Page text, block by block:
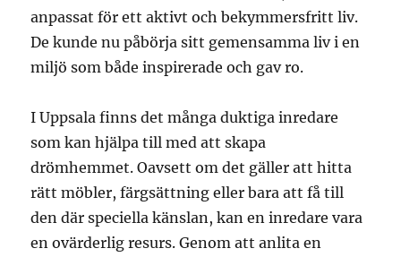
anpassat för ett aktivt och bekymmersfritt liv.
De kunde nu påbörja sitt gemensamma liv i en
miljö som både inspirerade och gav ro.
I Uppsala finns det många duktiga inredare
som kan hjälpa till med att skapa
drömhemmet. Oavsett om det gäller att hitta
rätt möbler, färgsättning eller bara att få till
den där speciella känslan, kan en inredare vara
en ovärderlig resurs. Genom att anlita en